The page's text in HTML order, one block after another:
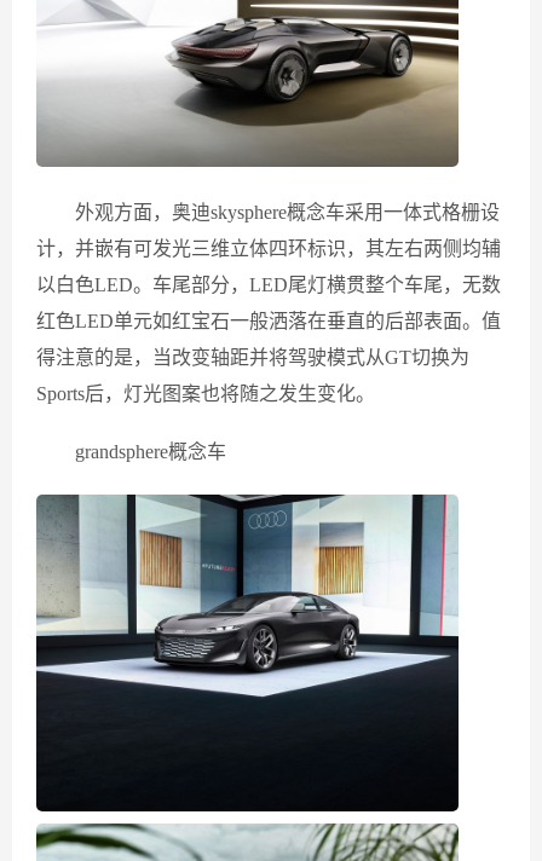
外观方面，奥迪skysphere概念车采用一体式格栅设
计，并嵌有可发光三维立体四环标识，其左右两侧均辅
以白色LED。车尾部分，LED尾灯横贯整个车尾，无数
红色LED单元如红宝石一般洒落在垂直的后部表面。值
得注意的是，当改变轴距并将驾驶模式从GT切换为
Sports后，灯光图案也将随之发生变化。
grandsphere概念车